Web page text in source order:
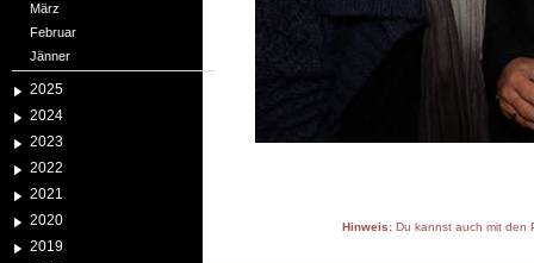
März
Februar
Jänner
2025
2024
2023
2022
2021
2020
2019
Hinweis:Du kannst auch mit den